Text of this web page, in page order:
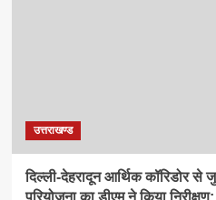
उत्तराखण्ड
दिल्ली-देहरादून आर्थिक कॉरिडोर से